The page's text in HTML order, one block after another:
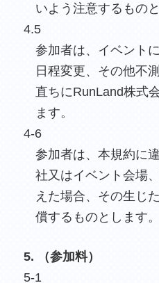
いよう注意するもの
4.5
参加者は、イベント
日程変更、その他不
直ちにRunLand株式
ます。
4-6
参加者は、本規約に
社又はイベント会場
えた場合、その生じ
償するものとします。
5. （参加料）
5-1